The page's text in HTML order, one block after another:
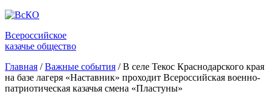
Всероссийское
казачье общество
Главная / Важные события / В селе Текос Краснодарского края
на базе лагеря «Наставник» проходит Всероссийская военно-
патриотическая казачья смена «Пластуны»